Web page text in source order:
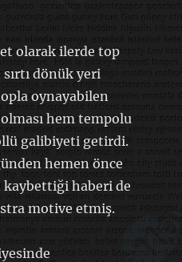
olarak ilerde top
dönük yeri
oynayabilen
hem tempolu
galibiyeti getirdi.
hemen önce
kaybettiği haberi de
motive etmiş.